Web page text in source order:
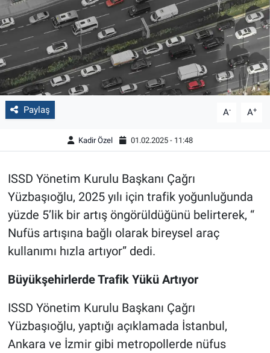
Paylaş A- A+
Kadir Özel 01.02.2025 - 11:48
ISSD Yönetim Kurulu Başkanı Çağrı
Yüzbaşıoğlu, 2025 yılı için trafik yoğunluğunda
yüzde 5’lik bir artış öngörüldüğünü belirterek, “
Nufüs artışına bağlı olarak bireysel araç
kullanımı hızla artıyor” dedi.
Büyükşehirlerde Trafik Yükü Artıyor
ISSD Yönetim Kurulu Başkanı Çağrı
Yüzbaşıoğlu, yaptığı açıklamada İstanbul,
Ankara ve İzmir gibi metropollerde nüfus